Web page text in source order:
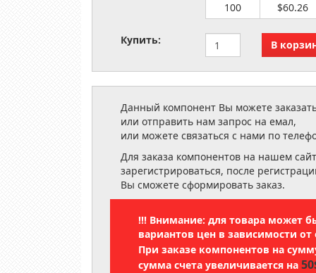
100
$60.26
Купить:
Данный компонент Вы можете
или отправить нам запрос на емал,
или можете связаться с нами по
Для заказа компонентов на нашем
зарегистрироваться, после
Вы сможете сформировать заказ.
!!! Внимание: для товара может
вариантов цен в зависимости от
При заказе компонентов на
сумма счета увеличивается на